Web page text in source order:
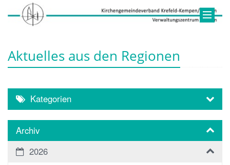
Aktuelles aus den Regionen
Kategorien
Archiv
2026